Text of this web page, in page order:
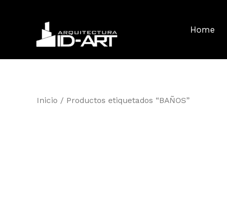
Home
Inicio / Productos etiquetados “BAÑOS”